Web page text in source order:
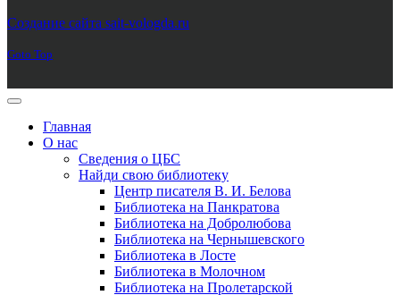
Создание сайта sait-vologda.ru
Goto Top
Главная
О нас
Сведения о ЦБС
Найди свою библиотеку
Центр писателя В. И. Белова
Библиотека на Панкратова
Библиотека на Добролюбова
Библиотека на Чернышевского
Библиотека в Лосте
Библиотека в Молочном
Библиотека на Пролетарской